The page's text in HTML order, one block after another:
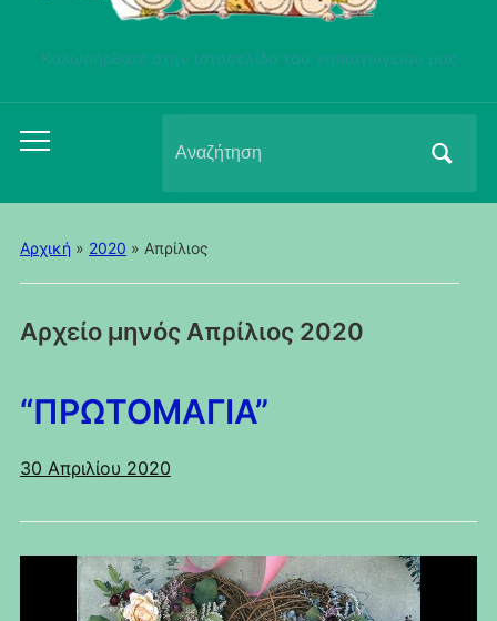
Καλωσήρθατε στην ιστοσελίδα του νηπιαγωγείου μας
Εναλλαγή
μενού
για
για:
Αρχική » 2020 » Απρίλιος
Αρχείο μηνός Απρίλιος 2020
“ΠΡΩΤΟΜΑΓΙΑ”
30 Απριλίου 2020
Πρόγραμμα
Αναπαραγωγής